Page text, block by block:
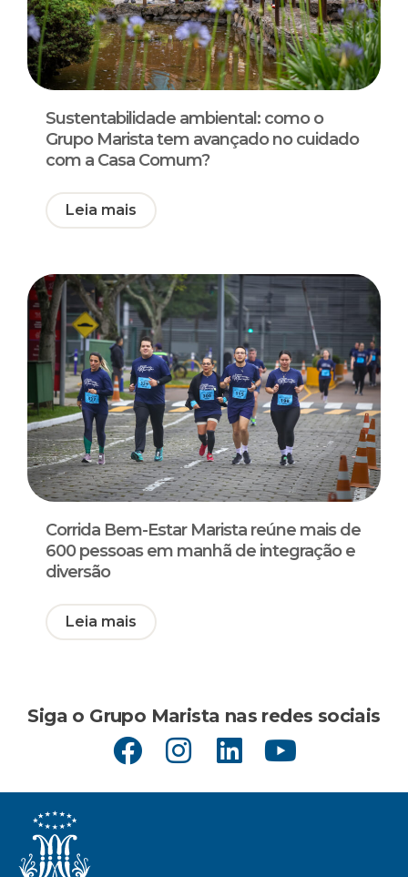
Sustentabilidade ambiental: como o
Grupo Marista tem avançado no cuidado
com a Casa Comum?
Leia mais
Corrida Bem-Estar Marista reúne mais de
600 pessoas em manhã de integração e
diversão
Leia mais
Siga o Grupo Marista nas redes sociais